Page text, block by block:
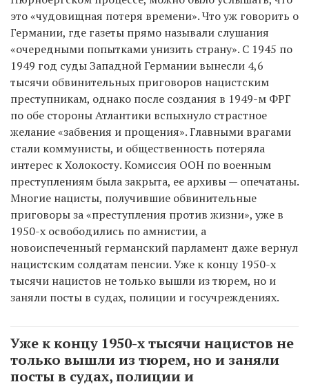
это «чудовищная потеря времени». Что уж говорить о
Германии, где газеты прямо называли слушания
«очередными попытками унизить страну». С 1945 по
1949 год суды Западной Германии вынесли 4,6
тысячи обвинительных приговоров нацистским
преступникам, однако после создания в 1949-м ФРГ
по обе стороны Атлантики вспыхнуло страстное
желание «забвения и прощения». Главными врагами
стали коммунисты, и общественность потеряла
интерес к Холокосту. Комиссия ООН по военным
преступлениям была закрыта, ее архивы — опечатаны.
Многие нацисты, получившие обвинительные
приговоры за «преступления против жизни», уже в
1950-х освободились по амнистии, а
новоиспеченный германский парламент даже вернул
нацистским солдатам пенсии. Уже к концу 1950-х
тысячи нацистов не только вышли из тюрем, но и
заняли посты в судах, полиции и госучреждениях.
Уже к концу 1950-х тысячи нацистов не
только вышли из тюрем, но и заняли
посты в судах, полиции и